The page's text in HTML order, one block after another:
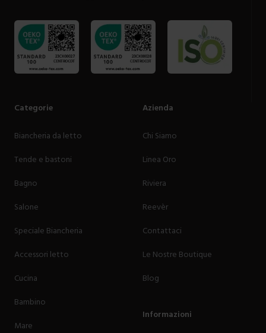
Categorie
Biancheria da letto
Tende e bastoni
Bagno
Salone
Speciale Biancheria
Accessori letto
Cucina
Bambino
Mare
Azienda
Chi Siamo
Linea Oro
Riviera
Reevèr
Contattaci
Le Nostre Boutique
Blog
Informazioni